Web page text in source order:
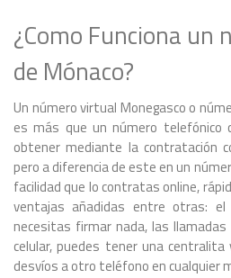
¿Como Funciona un
de Mónaco?
Un número virtual Monegasco o
es más que un número telefónico
obtener mediante la contratación
pero a diferencia de este en un
facilidad que lo contratas online,
ventajas añadidas entre otras:
necesitas firmar nada, las
celular, puedes tener una
desvíos a otro teléfono en cualquier